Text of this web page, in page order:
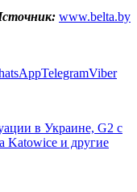
www.belta.by
TelegramViber
в Украине, G2 с
Katowice и другие